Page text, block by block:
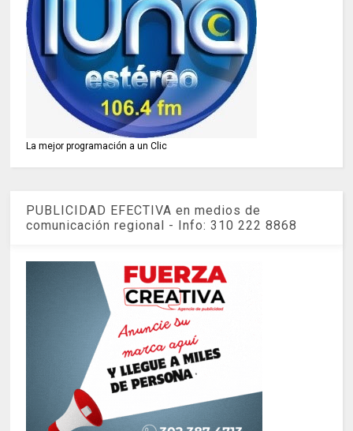
La mejor programación a un Clic
PUBLICIDAD EFECTIVA en medios de
comunicación regional - Info: 310 222 8868